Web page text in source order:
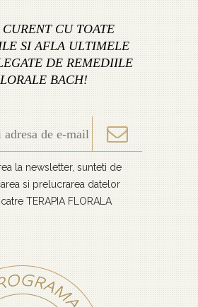
CU TOATE
SI AFLA ULTIMELE
DE REMEDIILE
BACH!
la newsletter, sunteti de
si prelucrarea datelor
TERAPIA FLORALA